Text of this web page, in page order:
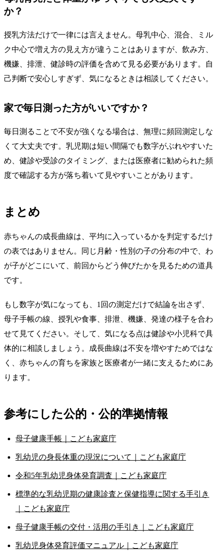
か？
授乳方法だけで一律には言えません。母乳中心、混合、ミル
ク中心で増え方の見え方が違うことはありますが、飲み方、
機嫌、排泄、健診時の評価を含めて見る必要があります。自
己判断で安心しすぎず、気になるときは相談してください。
家で毎日測った方がいいですか？
毎日測ることで不安が強くなる場合は、無理に頻回測定しな
くて大丈夫です。乳児期は短い間隔でも数字がぶれやすいた
め、健診や受診のタイミング、または医療者に勧められた頻
度で確認する方が落ち着いて見やすいことがあります。
まとめ
赤ちゃんの成長曲線は、平均に入っているかを判定するだけ
の表ではありません。同じ月齢・性別の子の分布の中で、わ
が子がどこにいて、前回からどう伸びたかを見るための道具
です。
もし数字が気になっても、1回の測定だけで結論を出さず、
母子手帳の線、授乳や食事、排泄、機嫌、発達の様子を合わ
せて見てください。そして、気になる点は健診や小児科で具
体的に相談しましょう。成長曲線は不安を増やすためではな
く、赤ちゃんの育ちを家族と医療者が一緒に支えるためにあ
ります。
参考にした公的・公的準拠情報
母子健康手帳｜こども家庭庁
乳幼児の身長体重の現況について｜こども家庭庁
令和5年乳幼児身体発育調査｜こども家庭庁
標準的な乳幼児期の健康診査と保健指導に関する手引き
｜こども家庭庁
母子健康手帳の交付・活用の手引き｜こども家庭庁
乳幼児身体発育評価マニュアル｜こども家庭庁